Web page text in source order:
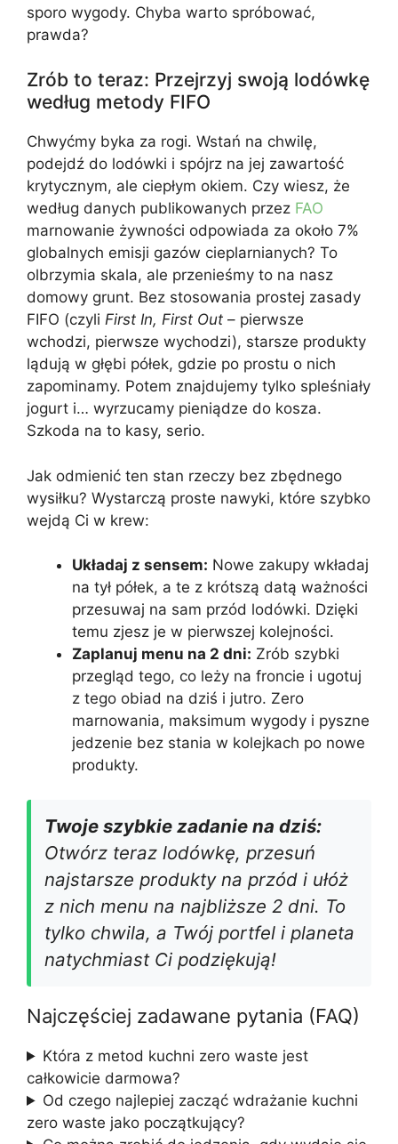
sporo wygody. Chyba warto spróbować,
prawda?
Zrób to teraz: Przejrzyj swoją lodówkę
według metody FIFO
Chwyćmy byka za rogi. Wstań na chwilę,
podejdź do lodówki i spójrz na jej zawartość
krytycznym, ale ciepłym okiem. Czy wiesz, że
według danych publikowanych przez FAO
marnowanie żywności odpowiada za około 7%
globalnych emisji gazów cieplarnianych? To
olbrzymia skala, ale przenieśmy to na nasz
domowy grunt. Bez stosowania prostej zasady
FIFO (czyli First In, First Out – pierwsze
wchodzi, pierwsze wychodzi), starsze produkty
lądują w głębi półek, gdzie po prostu o nich
zapominamy. Potem znajdujemy tylko spleśniały
jogurt i… wyrzucamy pieniądze do kosza.
Szkoda na to kasy, serio.
Jak odmienić ten stan rzeczy bez zbędnego
wysiłku? Wystarczą proste nawyki, które szybko
wejdą Ci w krew:
Układaj z sensem: Nowe zakupy wkładaj
na tył półek, a te z krótszą datą ważności
przesuwaj na sam przód lodówki. Dzięki
temu zjesz je w pierwszej kolejności.
Zaplanuj menu na 2 dni: Zrób szybki
przegląd tego, co leży na froncie i ugotuj
z tego obiad na dziś i jutro. Zero
marnowania, maksimum wygody i pyszne
jedzenie bez stania w kolejkach po nowe
produkty.
Twoje szybkie zadanie na dziś:
Otwórz teraz lodówkę, przesuń
najstarsze produkty na przód i ułóż
z nich menu na najbliższe 2 dni. To
tylko chwila, a Twój portfel i planeta
natychmiast Ci podziękują!
Najczęściej zadawane pytania (FAQ)
Która z metod kuchni zero waste jest
całkowicie darmowa?
Od czego najlepiej zacząć wdrażanie kuchni
zero waste jako początkujący?